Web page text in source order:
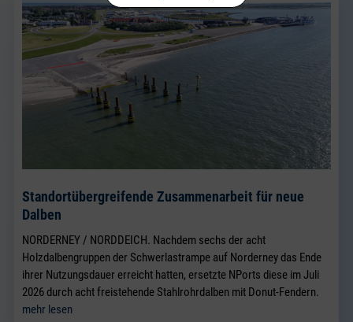
Standortübergreifende Zusammenarbeit für neue
Dalben
NORDERNEY / NORDDEICH. Nachdem sechs der acht
Holzdalbengruppen der Schwerlastrampe auf Norderney das Ende
ihrer Nutzungsdauer erreicht hatten, ersetzte NPorts diese im Juli
2026 durch acht freistehende Stahlrohrdalben mit Donut-Fendern.
mehr lesen